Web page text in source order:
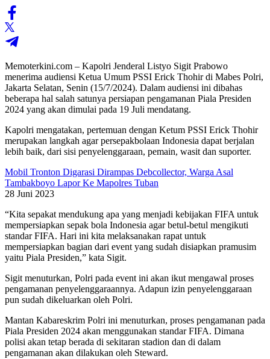
Memoterkini.com – Kapolri Jenderal Listyo Sigit Prabowo
menerima audiensi Ketua Umum PSSI Erick Thohir di Mabes Polri,
Jakarta Selatan, Senin (15/7/2024). Dalam audiensi ini dibahas
beberapa hal salah satunya persiapan pengamanan Piala Presiden
2024 yang akan dimulai pada 19 Juli mendatang.
Kapolri mengatakan, pertemuan dengan Ketum PSSI Erick Thohir
merupakan langkah agar persepakbolaan Indonesia dapat berjalan
lebih baik, dari sisi penyelenggaraan, pemain, wasit dan suporter.
Mobil Tronton Digarasi Dirampas Debcollector, Warga Asal
Tambakboyo Lapor Ke Mapolres Tuban
28 Juni 2023
“Kita sepakat mendukung apa yang menjadi kebijakan FIFA untuk
mempersiapkan sepak bola Indonesia agar betul-betul mengikuti
standar FIFA. Hari ini kita melaksanakan rapat untuk
mempersiapkan bagian dari event yang sudah disiapkan pramusim
yaitu Piala Presiden,” kata Sigit.
Sigit menuturkan, Polri pada event ini akan ikut mengawal proses
pengamanan penyelenggaraannya. Adapun izin penyelenggaraan
pun sudah dikeluarkan oleh Polri.
Mantan Kabareskrim Polri ini menuturkan, proses pengamanan pada
Piala Presiden 2024 akan menggunakan standar FIFA. Dimana
polisi akan tetap berada di sekitaran stadion dan di dalam
pengamanan akan dilakukan oleh Steward.